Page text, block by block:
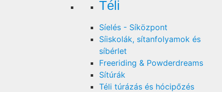
Téli
Síelés - Síközpont
Síiskolák, sítanfolyamok és
síbérlet
Freeriding & Powderdreams
Sítúrák
Téli túrázás és hócipőzés